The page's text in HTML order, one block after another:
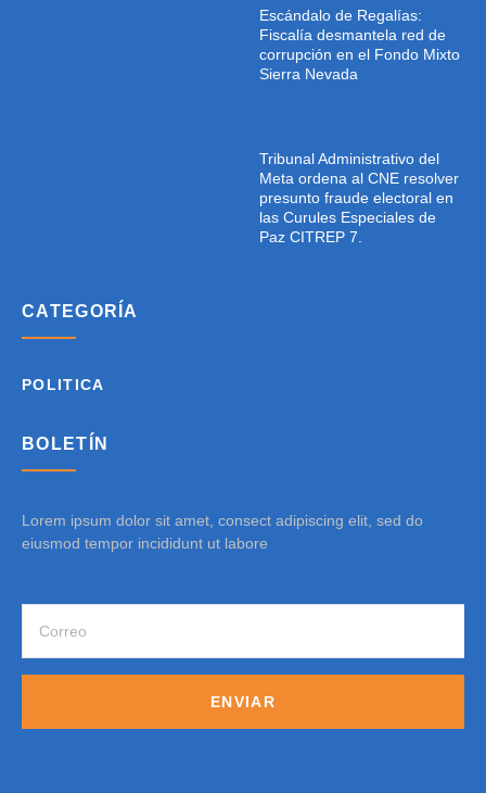
Escándalo de Regalías:
Fiscalía desmantela red de
corrupción en el Fondo Mixto
Sierra Nevada
Tribunal Administrativo del
Meta ordena al CNE resolver
presunto fraude electoral en
las Curules Especiales de
Paz CITREP 7.
CATEGORÍA
POLITICA
BOLETÍN
Lorem ipsum dolor sit amet, consect adipiscing elit, sed do
eiusmod tempor incididunt ut labore
ENVIAR